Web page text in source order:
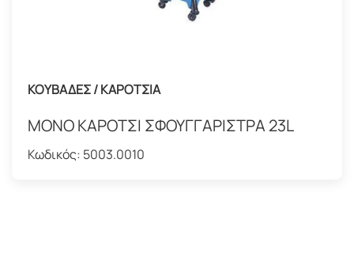
ΚΟΥΒΑΔΕΣ / ΚΑΡΟΤΣΙΑ
ΜΟΝΟ ΚΑΡΟΤΣΙ ΣΦΟΥΓΓΑΡΙΣΤΡΑ 23L
Κωδικός: 5003.0010